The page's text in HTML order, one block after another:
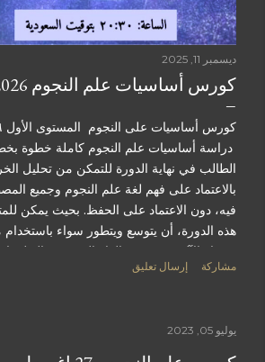
ديسمبر 11, 2025
كورس أساسيات علم النجوم 2026
دراسة أساسيات علم النجوم كاملة خطوة
الطالب في نهاية الدورة للتمكن من تحليل
بالاعتماد على فهم لغة علم النجوم وجميع
فيه، دون الاعتماد على الحفظ. بحيث يمكن
هذه الدورة، أن يتوسع ويتطور سواء
فرديا. الآلية: - سيتم القاء الدروس
اونلاين مباشرة. - اذا فاتتك محاضرة، يمكنك
ومستمرة حتى بعد الانتهاء من الكورس باذن
تجريبي للاستعداد ومن ثم اختبار نهائي في
مشاركة إرسال تعليق
يوليو 05, 2023